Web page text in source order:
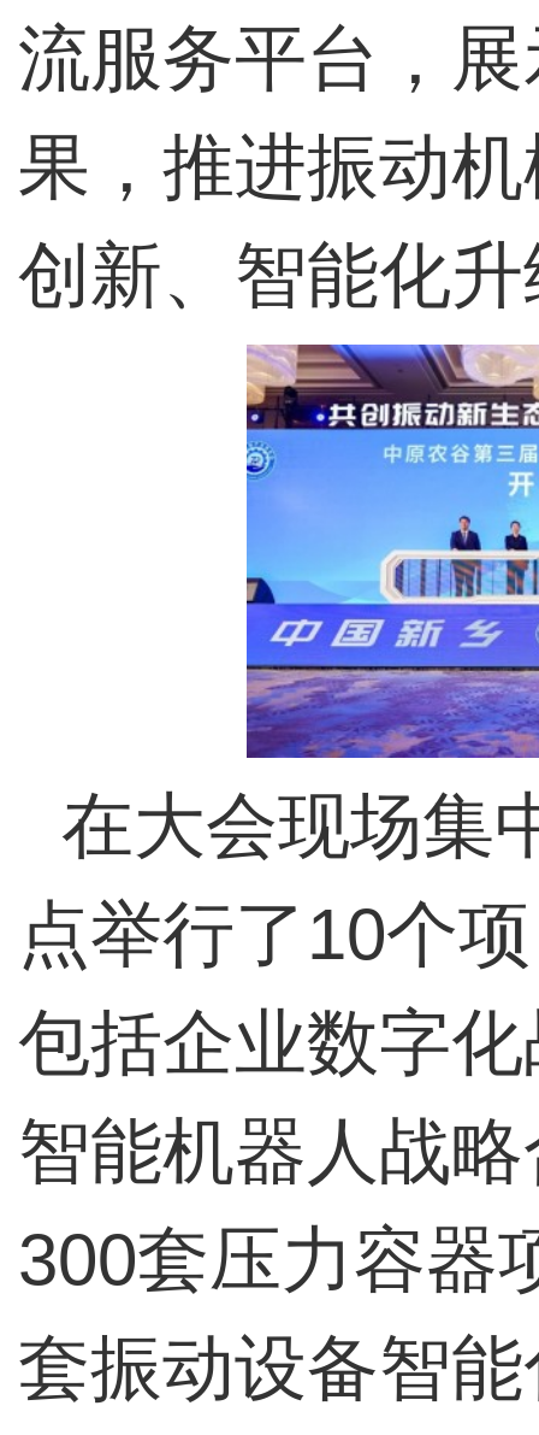
流服务平台，
果，推进振动
创新、智能化
在大会现场集
点举行了10个
包括企业数字
智能机器人战
300套压力容器
套振动设备智